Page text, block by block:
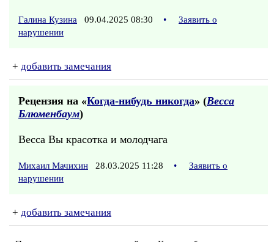
Галина Кузина 09.04.2025 08:30 •
Заявить о
нарушении
+ добавить замечания
Рецензия на «Когда-нибудь никогда» (Весса
Блюменбаум)
Весса Вы красотка и молодчага
Михаил Мачихин 28.03.2025 11:28 •
Заявить о
нарушении
+ добавить замечания